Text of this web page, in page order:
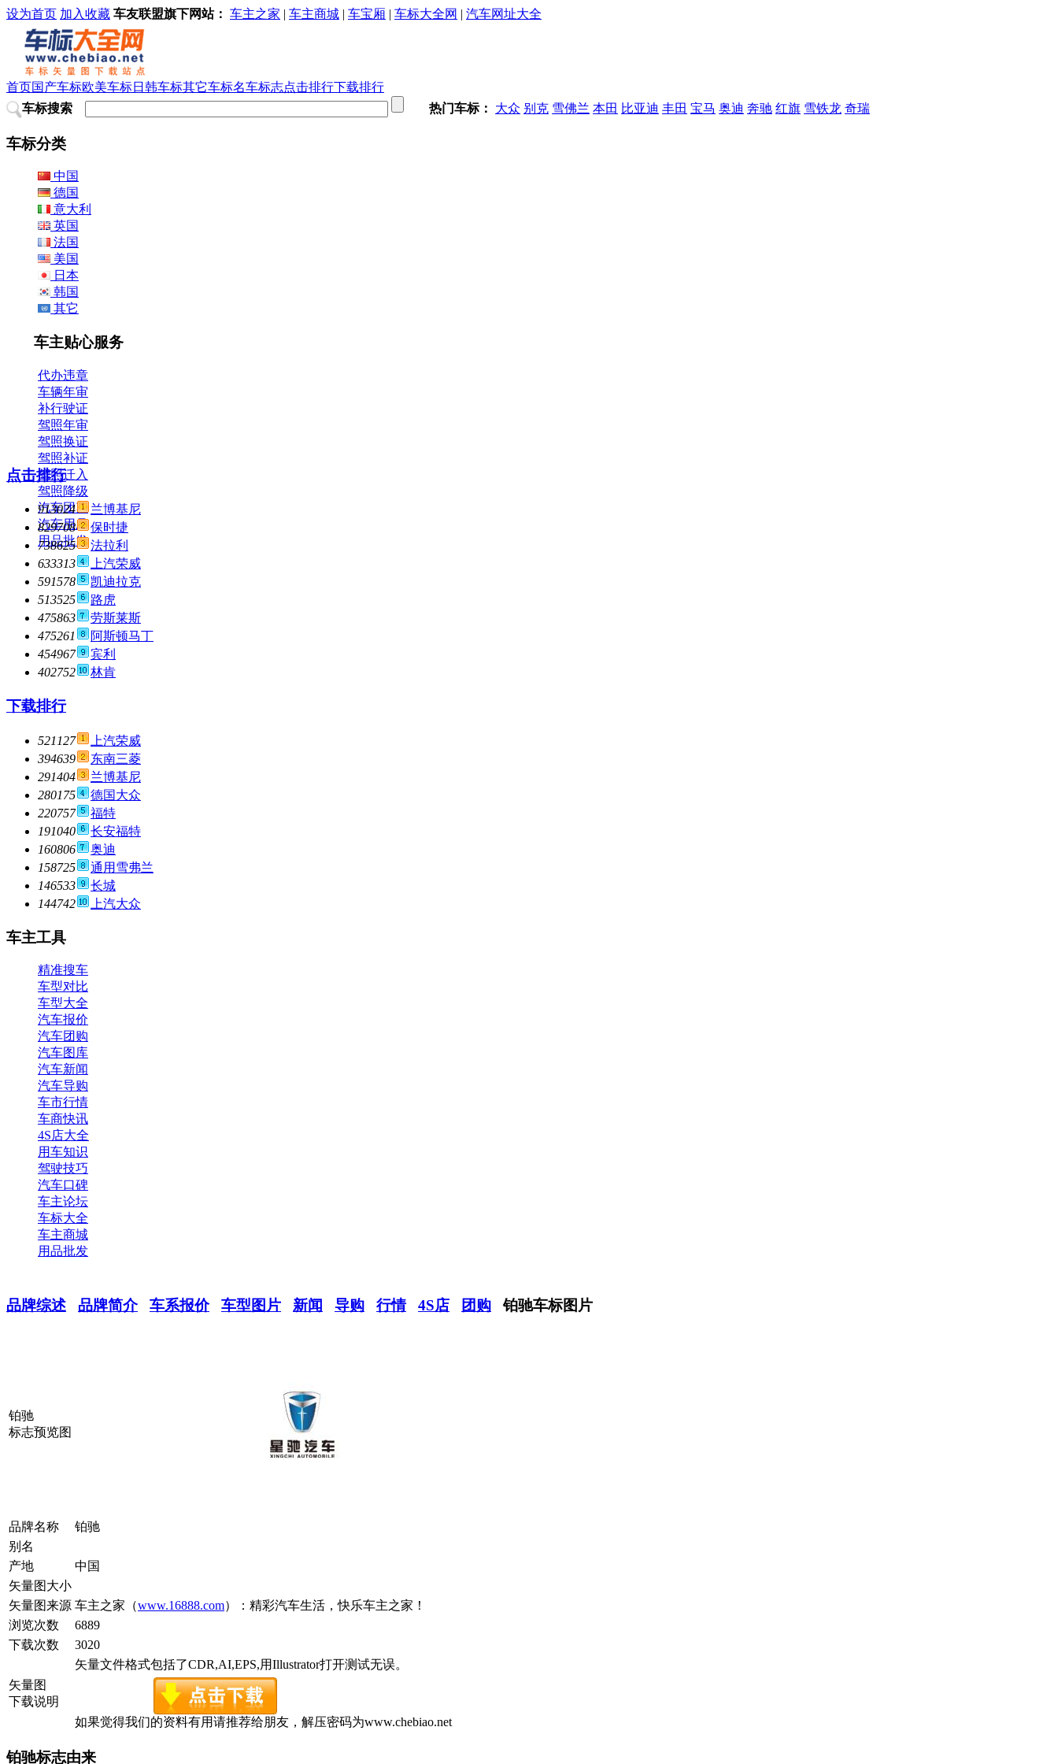
设为首页 加入收藏 车友联盟旗下网站： 车主之家 | 车主商城 | 车宝厢 | 车标大全网 | 汽车网址大全
首页国产车标欧美车标日韩车标其它车标名车标志点击排行下载排行
车标搜索
热门车标： 大众 别克 雪佛兰 本田 比亚迪 丰田 宝马 奥迪 奔驰 红旗 雪铁龙 奇瑞
车标分类
中国
德国
意大利
英国
法国
美国
日本
韩国
其它
车主贴心服务
代办违章
车辆年审
补行驶证
驾照年审
驾照换证
驾照补证
驾照迁入
驾照降级
汽车团购
汽车用品
用品批发
点击排行
913024
兰博基尼
829708
保时捷
738625
法拉利
633313
上汽荣威
591578
凯迪拉克
513525
路虎
475863
劳斯莱斯
475261
阿斯顿马丁
454967
宾利
402752
林肯
下载排行
521127
上汽荣威
394639
东南三菱
291404
兰博基尼
280175
德国大众
220757
福特
191040
长安福特
160806
奥迪
158725
通用雪弗兰
146533
长城
144742
上汽大众
车主工具
精准搜车
车型对比
车型大全
汽车报价
汽车团购
汽车图库
汽车新闻
汽车导购
车市行情
车商快讯
4S店大全
用车知识
驾驶技巧
汽车口碑
车主论坛
车标大全
车主商城
用品批发
品牌综述 品牌简介 车系报价 车型图片 新闻 导购 行情 4S店 团购 铂驰车标图片
铂驰
标志预览图
品牌名称
铂驰
别名
产地
中国
矢量图大小
矢量图来源 车主之家（www.16888.com）：精彩汽车生活，快乐车主之家！
浏览次数
6889
下载次数
3020
矢量图
下载说明
矢量文件格式包括了CDR,AI,EPS,用Illustrator打开测试无误。
如果觉得我们的资料有用请推荐给朋友，解压密码为www.chebiao.net
铂驰标志由来